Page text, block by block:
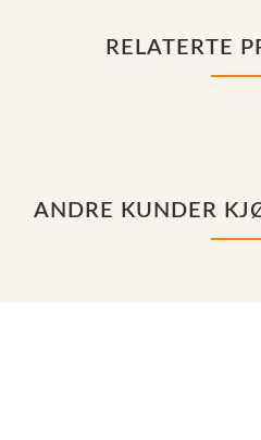
RELATERTE
ANDRE KUNDER